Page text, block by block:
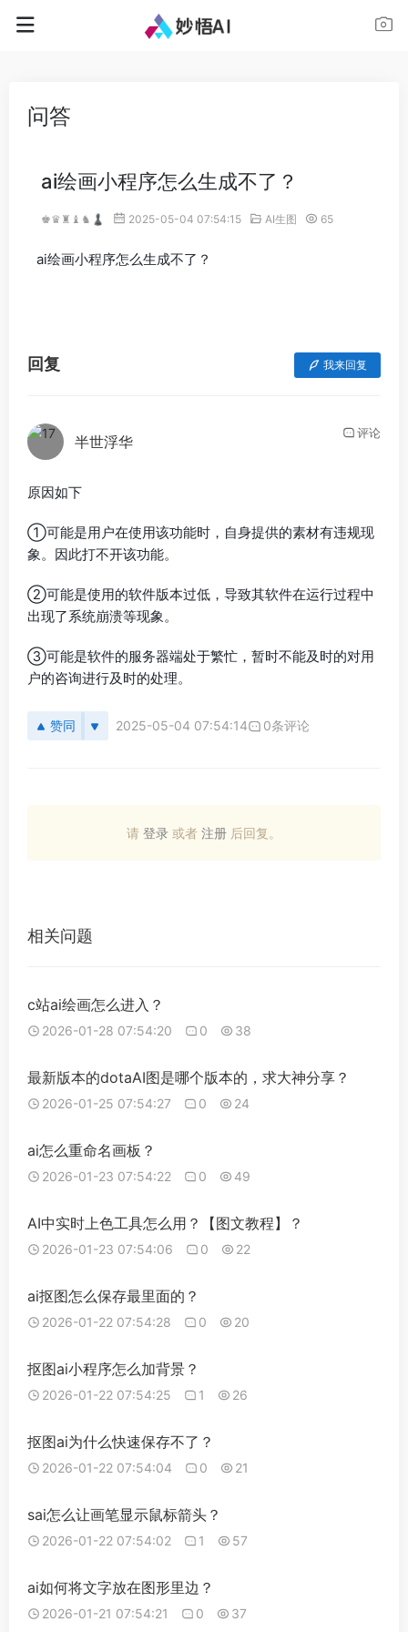
问答
ai绘画小程序怎么生成不了？
♚♛♜♝♞♟ 2025-05-04 07:54:15 AI生图 65
ai绘画小程序怎么生成不了？
回复 我来回复
半世浮华 评论
原因如下
①可能是用户在使用该功能时，自身提供的素材有违规现
象。因此打不开该功能。
②可能是使用的软件版本过低，导致其软件在运行过程中
出现了系统崩溃等现象。
③可能是软件的服务器端处于繁忙，暂时不能及时的对用
户的咨询进行及时的处理。
赞同 2025-05-04 07:54:14 0条评论
请 登录 或者 注册 后回复。
相关问题
c站ai绘画怎么进入？
2026-01-28 07:54:20 0 38
最新版本的dotaAI图是哪个版本的，求大神分享？
2026-01-25 07:54:27 0 24
ai怎么重命名画板？
2026-01-23 07:54:22 0 49
AI中实时上色工具怎么用？【图文教程】？
2026-01-23 07:54:06 0 22
ai抠图怎么保存最里面的？
2026-01-22 07:54:28 0 20
抠图ai小程序怎么加背景？
2026-01-22 07:54:25 1 26
抠图ai为什么快速保存不了？
2026-01-22 07:54:04 0 21
sai怎么让画笔显示鼠标箭头？
2026-01-22 07:54:02 1 57
ai如何将文字放在图形里边？
2026-01-21 07:54:21 0 37